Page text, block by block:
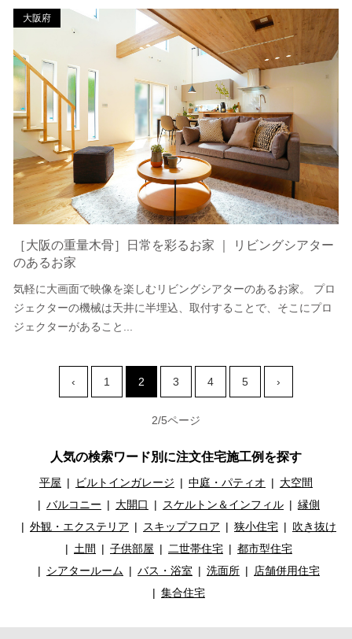
大阪府
［大阪の重量木骨］日常を彩るお家 ｜ リビングシアター
のあるお家
気軽に大画面で映像を楽しむリビングシアターのあるお家。 プロ
ジェクターの機械は天井に半埋込、取付することで、そこにプロ
ジェクターがあること...
‹ 1 2 3 4 5 ›
2/5ページ
人気の検索ワード別に注文住宅施工例を探す
平屋 ビルトインガレージ 中庭・パティオ
大空間
バルコニー
大開口 スケルトン＆インフィル
縁側
外観・エクステリア
スキップフロア 狭小住宅
吹き抜け
土間
子供部屋 二世帯住宅
都市型住宅
シアタールーム
バス・浴室 洗面所
店舗併用住宅
集合住宅